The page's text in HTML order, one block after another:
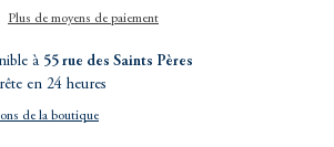
Plus de moyens de paiement
à 55 rue des Saints Pères
en 24 heures
de la boutique